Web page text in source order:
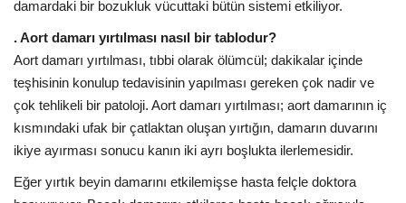
damardaki bir bozukluk vücuttaki bütün sistemi etkiliyor.
. Aort damarı yırtılması nasıl bir tablodur?
Aort damarı yırtılması, tıbbi olarak ölümcül; dakikalar içinde
teşhisinin konulup tedavisinin yapılması gereken çok nadir ve
çok tehlikeli bir patoloji. Aort damarı yırtılması; aort damarının iç
kısmındaki ufak bir çatlaktan oluşan yırtığın, damarın duvarını
ikiye ayırması sonucu kanın iki ayrı boşlukta ilerlemesidir.
Eğer yırtık beyin damarını etkilemişse hasta felçle doktora